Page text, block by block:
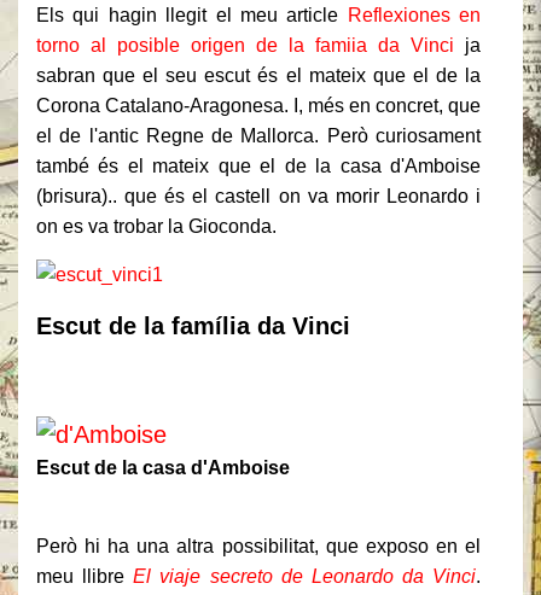
Els qui hagin llegit el meu article Reflexiones en
torno al posible origen de la famiia da Vinci ja
sabran que el seu escut és el mateix que el de la
Corona Catalano-Aragonesa. I, més en concret, que
el de l'antic Regne de Mallorca. Però curiosament
també és el mateix que el de la casa d'Amboise
(brisura).. que és el castell on va morir Leonardo i
on es va trobar la Gioconda.
Escut de la família da Vinci
Escut de la casa d'Amboise
Però hi ha una altra possibilitat, que exposo en el
meu llibreEl viaje secreto de Leonardo da Vinci.